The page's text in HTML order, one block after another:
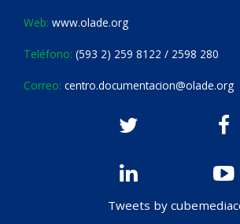
Web: www.olade.org
Teléfono: (593 2) 259 8122 / 2598 280
Correo: centro.documentacion@olade.org
Tweets by